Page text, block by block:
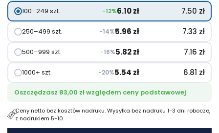
z
dwoma
kolorowymi
wstawkami
100–249 szt. −12%6.10zł 7.50 zł
250–499 szt. −14%5.96 zł 7.33 zł
500–999 szt. −16%5.82zł 7.16 zł
1000+ szt. −20%5.54 zł 6.81 zł
Oszczędzasz 83,00 zł względem ceny podstawowej
Ceny netto bez kosztów nadruku. Wysyłka bez nadruku 1-3 dni robocze,
z nadrukiem 5-10.